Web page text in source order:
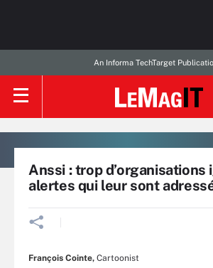
An Informa TechTarget
Anssi : trop d’organisations
alertes qui leur sont
François Cointe, Cartoonist